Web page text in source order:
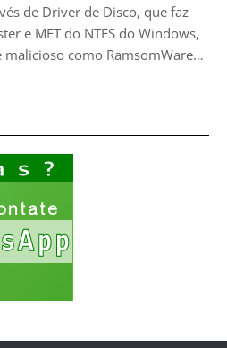
de Driver de Disco, que faz
e MFT do NTFS do Windows,
como RamsomWare…